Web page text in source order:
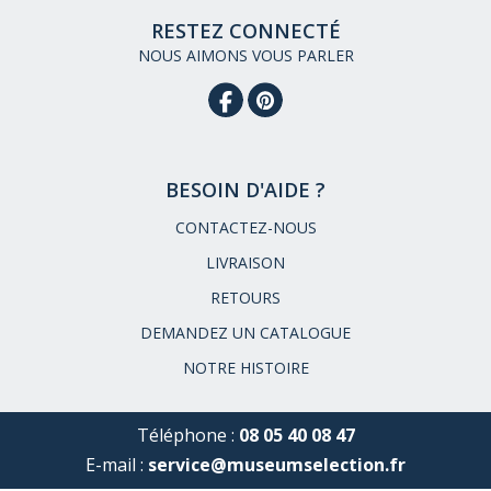
RESTEZ CONNECTÉ
NOUS AIMONS VOUS PARLER
BESOIN D'AIDE ?
CONTACTEZ-NOUS
LIVRAISON
RETOURS
DEMANDEZ UN CATALOGUE
NOTRE HISTOIRE
Téléphone : 08 05 40 08 47
E-mail : service@museumselection.fr